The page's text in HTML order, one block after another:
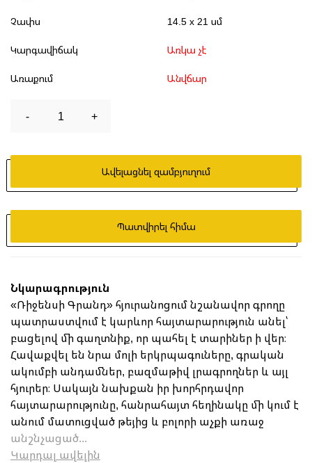
Չափս 14.5 x 21 սմ
Կարգավիճակ Առկա չէ
Առաքում Անվճար
- 1 +
Ավելացնել զամբյուղում
Պատվիրել հիմա
Նկարագրություն
«Ռիջենսի Գրանդ» հյուրանոցում նշանավոր գրողը
պատրաստվում է կարևոր հայտարարություն անել՝
բացելով մի գաղտնիք, որ պահել է տարիներ ի վեր։
Հավաքվել են նրա մոլի երկրպագուները, գրական
ակումբի անդամներ, բազմաթիվ լրագրողներ և այլ
հյուրեր։ Սակայն նախքան իր խորհրդավոր
հայտարարությունը, հանրահայտ հեղինակը մի կում է
անում մատուցված թեյից և բոլորի աչքի առաջ
անշնչացած...
Կարդալ ավելին